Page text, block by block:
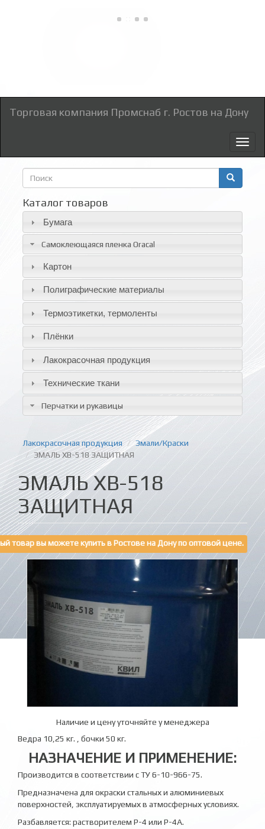
Торговая компания Промснаб г. Ростов на Дону
Форма
поиска
Каталог товаров
Бумага
Самоклеющаяся пленка Oracal
Картон
Полиграфические материалы
Термоэтикетки, термоленты
Плёнки
Лакокрасочная продукция
Технические ткани
Перчатки и рукавицы
Лакокрасочная продукция
Эмали/Краски
ЭМАЛЬ ХВ-518 ЗАЩИТНАЯ
ЭМАЛЬ ХВ-518
ЗАЩИТНАЯ
товар вы можете купить в Ростове на Дону по оптовой цене.
Наличие и цену уточняйте у менеджера
Ведра 10,25 кг. , бочки 50 кг.
НАЗНАЧЕНИЕ И ПРИМЕНЕНИЕ:
Производится в соответствии с ТУ 6-10-966-75.
Предназначена для окраски стальных и алюминиевых
поверхностей, эксплуатируемых в атмосферных условиях.
Разбавляется: растворителем Р-4 или Р-4А.